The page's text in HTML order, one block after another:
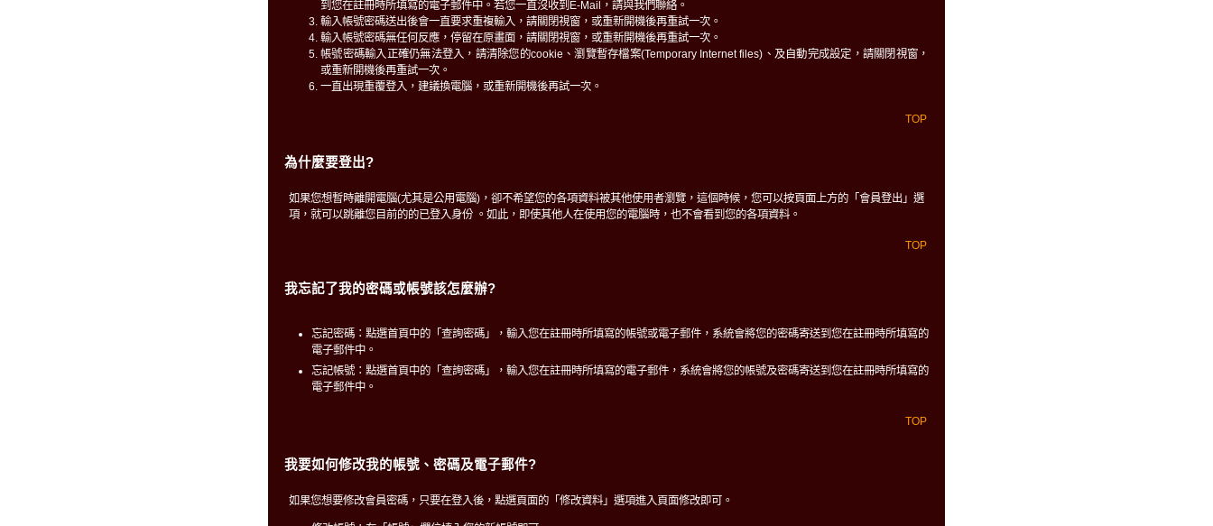
到您在註冊時所填寫的電子郵件中。若您一直沒收到E-Mail，請與我們聯絡。
輸入帳號密碼送出後會一直要求重複輸入，請關閉視窗，或重新開機後再重試一次。
輸入帳號密碼無任何反應，停留在原畫面，請關閉視窗，或重新開機後再重試一次。
帳號密碼輸入正確仍無法登入，請清除您的cookie、瀏覽暫存檔案(Temporary Internet files)、及自動完成設定，請關閉視窗，
或重新開機後再重試一次。
一直出現重覆登入，建議換電腦，或重新開機後再試一次。
TOP
為什麼要登出?
如果您想暫時離開電腦(尤其是公用電腦)，卻不希望您的各項資料被其他使用者瀏覽，這個時候，您可以按頁面上方的「會員登出」選
項，就可以跳離您目前的的已登入身份 。如此，即使其他人在使用您的電腦時，也不會看到您的各項資料。
TOP
我忘記了我的密碼或帳號該怎麼辦?
忘記密碼：點選首頁中的「查詢密碼」，輸入您在註冊時所填寫的帳號或電子郵件，系統會將您的密碼寄送到您在註冊時所填寫的
電子郵件中。
忘記帳號：點選首頁中的「查詢密碼」，輸入您在註冊時所填寫的電子郵件，系統會將您的帳號及密碼寄送到您在註冊時所填寫的
電子郵件中。
TOP
我要如何修改我的帳號、密碼及電子郵件?
如果您想要修改會員密碼，只要在登入後，點選頁面的「修改資料」選項進入頁面修改即可。